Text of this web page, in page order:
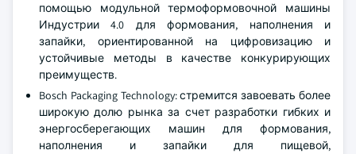
помощью модульной термоформовочной машины
Индустрии 4.0 для формования, наполнения и
запайки, ориентированной на цифровизацию и
устойчивые методы в качестве конкурирующих
преимуществ.
Bosch Packaging Technology: стремится завоевать более
широкую долю рынка за счет разработки гибких и
энергосберегающих машин для формования,
наполнения и запайки для пищевой,